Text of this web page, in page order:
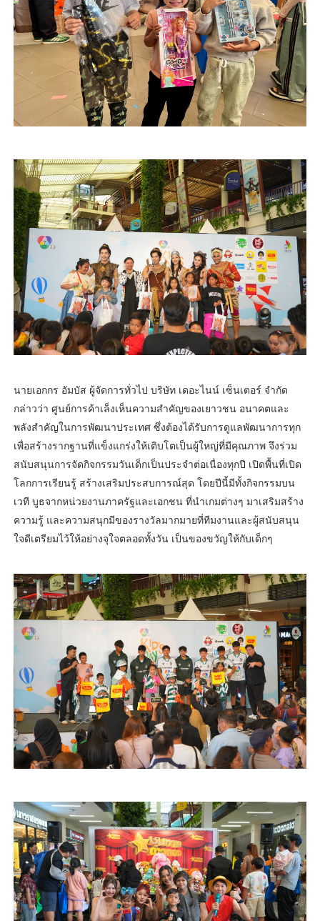
นายเอกกร อัมบัส ผู้จัดการทั่วไป บริษัท เดอะไนน์ เซ็นเตอร์ จำกัด
กล่าวว่า ศูนย์การค้าเล็งเห็นความสำคัญของเยาวชน อนาคตและ
พลังสำคัญในการพัฒนาประเทศ ซึ่งต้องได้รับการดูแลพัฒนาการทุก
เพื่อสร้างรากฐานที่แข็งแกร่งให้เติบโตเป็นผู้ใหญ่ที่มีคุณภาพ จึงร่วม
สนับสนุนการจัดกิจกรรมวันเด็กเป็นประจำต่อเนื่องทุกปี เปิดพื้นที่เปิด
โลกการเรียนรู้ สร้างเสริมประสบการณ์สุด โดยปีนี้มีทั้งกิจกรรมบน
เวที บูธจากหน่วยงานภาครัฐและเอกชน ที่นำเกมต่างๆ มาเสริมสร้าง
ความรู้ และความสนุกมีของรางวัลมากมายที่ทีมงานและผู้สนับสนุน
ใจดีเตรียมไว้ให้อย่างจุใจตลอดทั้งวัน เป็นของขวัญให้กับเด็กๆ